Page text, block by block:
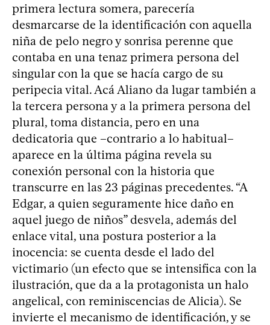
primera lectura somera, parecería
desmarcarse de la identificación con aquella
niña de pelo negro y sonrisa perenne que
contaba en una tenaz primera persona del
singular con la que se hacía cargo de su
peripecia vital. Acá Aliano da lugar también a
la tercera persona y a la primera persona del
plural, toma distancia, pero en una
dedicatoria que –contrario a lo habitual–
aparece en la última página revela su
conexión personal con la historia que
transcurre en las 23 páginas precedentes. “A
Edgar, a quien seguramente hice daño en
aquel juego de niños” desvela, además del
enlace vital, una postura posterior a la
inocencia: se cuenta desde el lado del
victimario (un efecto que se intensifica con la
ilustración, que da a la protagonista un halo
angelical, con reminiscencias de Alicia). Se
invierte el mecanismo de identificación, y se